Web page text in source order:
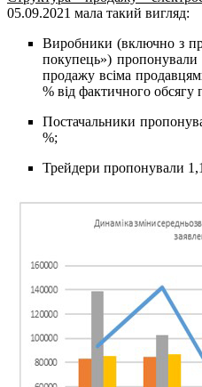
05.09.2021 мала такий вигляд:
Виробники (включно з
покупець») пропонували
продажу всіма
% від фактичного обсягу
Постачальники
%;
Трейдери пропонували